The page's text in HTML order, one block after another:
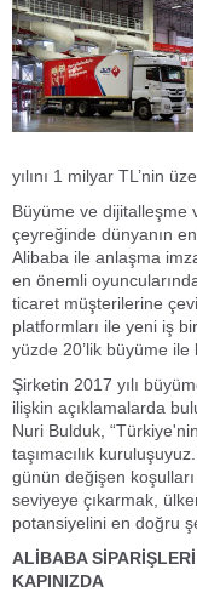
yılını 1 milyar TL’nin
Büyüme ve dijitalleşme
çeyreğinde dünyanın
Alibaba ile anlaşma
en önemli
ticaret müşterilerine
platformları ile yeni iş
yüzde 20’lik büyüme ile
Şirketin 2017 yılı
ilişkin açıklamalarda
Nuri Bulduk,
taşımacılık
günün değişen
seviyeye çıkarmak,
potansiyelini en doğru
ALİBABA
KAPINIZDA